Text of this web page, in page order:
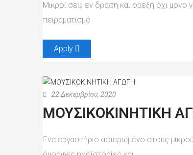
Μικροί σεφ εν δράση και όρεξη όχι μόνο
πειραματισμό
Apply
22 Δεκεμβρίου, 2020
ΜΟΥΣΙΚΟΚΙΝΗΤΙΚΗ
Ένα εργαστήριο αφιερωμένο στους